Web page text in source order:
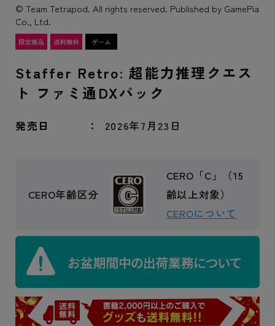
© Team Tetrapod. All rights reserved. Published by GamePia
Co., Ltd.
Staffer Retro: 超能力推理クエス
ト ファミ通DXパック
発売日 2026年7月23日
CERO年齢区分
CERO「C」（15
齢以上対象）
CEROについて